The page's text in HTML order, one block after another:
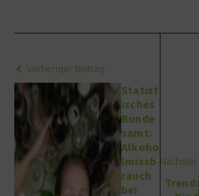
vorheriger Beitrag
Statist
isches
Bunde
samt:
Alkoho
lmissb
rauch
bei
Trend: